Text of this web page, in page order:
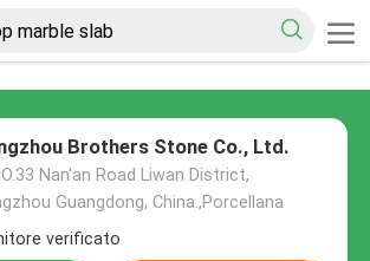
Brothers Stone Co., Ltd.
Nan'an Road Liwan District,
Guangdong, China.,Porcellana
verificato